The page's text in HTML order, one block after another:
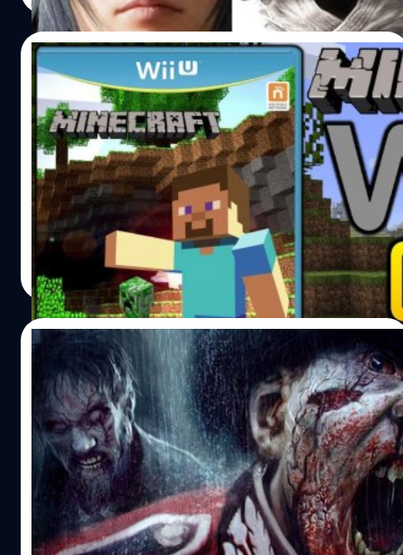
07/12/2015
Minecraft จะเปิดตัวบนเครื่อง Nintendo Wii
U เดือนธันวาคมนี้
Minecraft เกมที่โด่งดังสุดขีดจากค่าย Mojang จะเปิดตัวบน
เครื่อง Wii U ของ Nintendo พร้อมกันทั่วโลก ในวันที่ 17
ธันวาคม 2015
ปรีดี ฤกษ์วลีกุล | 3895 days ago
Read More
01/08/2015
เกมซอมบี้ ที่ตายได้แค่ครั้งเดียวประกาศลง
PS4 XBoxOne และ PC แล้วจ้า(พร้อมพรีวิว)
หลังจากปล่อยให้ลือกันมานานว่า ZombiU เกมเอาตัวรอดจาก
ซอมบี้้ ด้วยมุมมองบุคคลที่ 1 ไอเดียแปลกได้มาสู่ PS4
XboxOne และ PC แล้ว
วงศกร ปฐมชัยวัฒน์| 4023 days ago